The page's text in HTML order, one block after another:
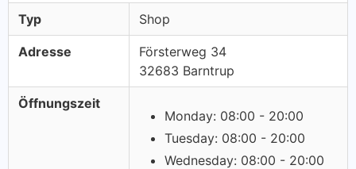
Typ Shop
Adresse
Försterweg 34
32683 Barntrup
Öffnungszeit
Monday: 08:00 - 20:00
Tuesday: 08:00 - 20:00
Wednesday: 08:00 - 20:00